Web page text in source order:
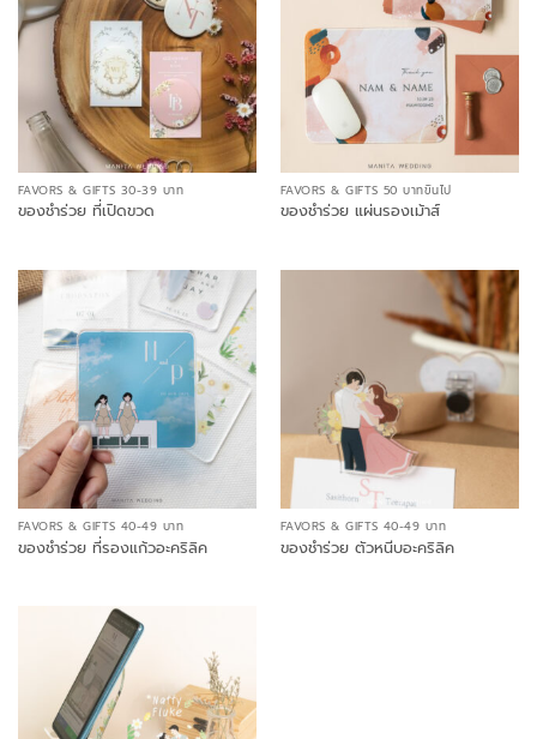
FAVORS & GIFTS 30-39 บาท
ของชำร่วย ที่เปิดขวด
FAVORS & GIFTS 50 บาทขึ้นไป
ของชำร่วย แผ่นรองเม้าส์
FAVORS & GIFTS 40-49 บาท
ของชำร่วย ที่รองแก้วอะคริลิค
FAVORS & GIFTS 40-49 บาท
ของชำร่วย ตัวหนีบอะคริลิค